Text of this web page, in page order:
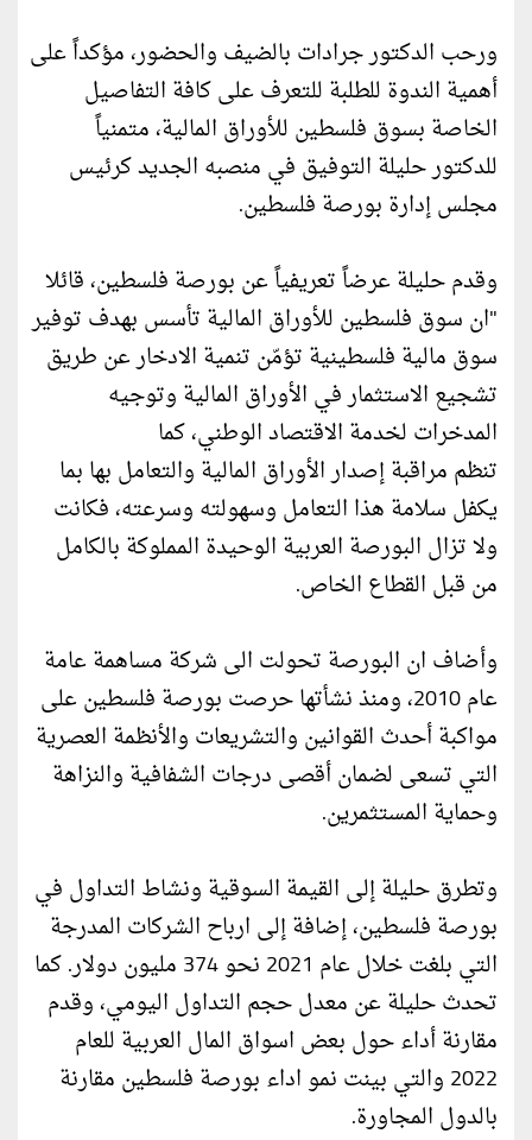
ورحب الدكتور جرادات بالضيف والحضور، مؤكداً على
أهمية الندوة للطلبة للتعرف على كافة التفاصيل
الخاصة بسوق فلسطين للأوراق المالية، متمنياً
للدكتور حليلة التوفيق في منصبه الجديد كرئيس
مجلس إدارة بورصة فلسطين.
وقدم حليلة عرضاً تعريفياً عن بورصة فلسطين، قائلا
"ان سوق فلسطين للأوراق المالية تأسس بهدف توفير
سوق مالية فلسطينية تؤمّن تنمية الادخار عن طريق
تشجيع الاستثمار في الأوراق المالية وتوجيه
المدخرات لخدمة الاقتصاد الوطني، كما
تنظم مراقبة إصدار الأوراق المالية والتعامل بها بما
يكفل سلامة هذا التعامل وسهولته وسرعته، فكانت
ولا تزال البورصة العربية الوحيدة المملوكة بالكامل
من قبل القطاع الخاص.
وأضاف ان البورصة تحولت الى شركة مساهمة عامة
عام 2010، ومنذ نشأتها حرصت بورصة فلسطين على
مواكبة أحدث القوانين والتشريعات والأنظمة العصرية
التي تسعى لضمان أقصى درجات الشفافية والنزاهة
وحماية المستثمرين.
وتطرق حليلة إلى القيمة السوقية ونشاط التداول في
بورصة فلسطين، إضافة إلى ارباح الشركات المدرجة
التي بلغت خلال عام 2021 نحو 374 مليون دولار. كما
تحدث حليلة عن معدل حجم التداول اليومي، وقدم
مقارنة أداء حول بعض اسواق المال العربية للعام
2022 والتي بينت نمو اداء بورصة فلسطين مقارنة
بالدول المجاورة.